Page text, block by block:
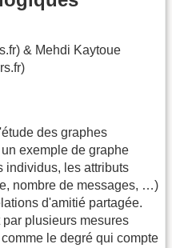
& Mehdi Kaytoue
des graphes
exemple de graphe
individus, les attributs
nombre de messages, …)
d'amitié partagée.
plusieurs mesures
le degré qui compte